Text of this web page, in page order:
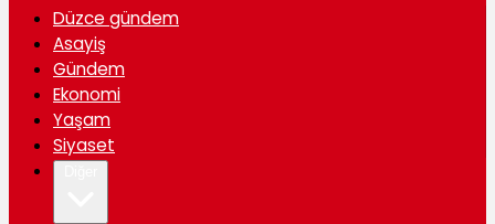
Düzce gündem
Asayiş
Gündem
Ekonomi
Yaşam
Siyaset